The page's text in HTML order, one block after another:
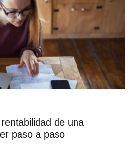
de una
paso a paso